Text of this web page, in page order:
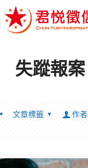
失蹤報案
文章標籤
作者